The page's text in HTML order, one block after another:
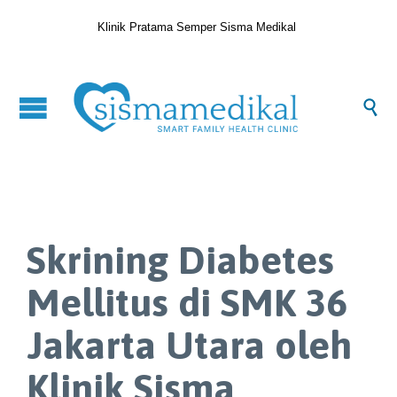
Klinik Pratama Semper Sisma Medikal

Skrining Diabetes
Mellitus di SMK 36
Jakarta Utara oleh
Klinik Sisma